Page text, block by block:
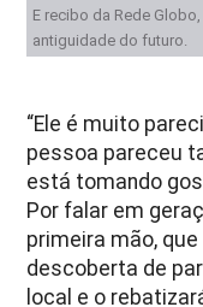
E recibo da Rede
antiguidade do futuro.
“Ele é muito
pessoa pareceu
está tomando
Por falar em
primeira mão,
descoberta de
local e o